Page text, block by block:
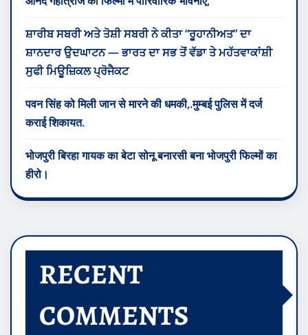
ਸ਼ਾਰੀਬ ਸਬਰੀ ਅਤੇ ਤੋਸ਼ੀ ਸਬਰੀ ਨੇ ਕੀਤਾ “ਰੂਹਾਨੀਅਤ” ਦਾ
ਸ਼ਾਨਦਾਰ ਉਦਘਾਟਨ — ਭਾਰਤ ਦਾ ਸਭ ਤੋਂ ਵੱਡਾ ਤੇ ਮਹੱਤਵਾਕਾਂਸ਼ੀ
ਸੁਫੀ ਮਿਊਜ਼ਿਕਲ ਪ੍ਰੋਜੈਕਟ
पवन सिंह को मिली जान से मारने की धमकी,.मुम्बई पुलिस में दर्ज
कराई शिकायत.
भोजपुरी बिरहा गायक का बेटा सोनू बनारसी बना भोजपुरी फिल्मों का
हीरो।
RECENT
COMMENTS